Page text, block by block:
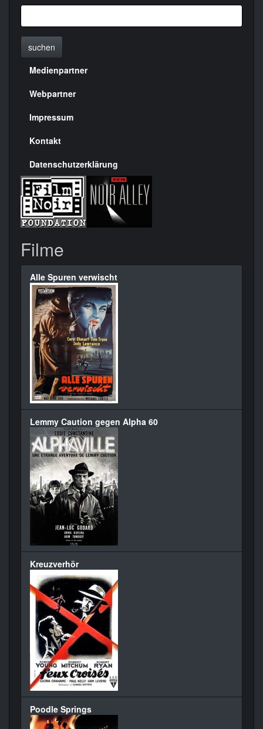
suchen
Menülinks
rechte
Seite
Medienpartner
Webpartner
Impressum
Kontakt
Datenschutzerklärung
Filme
Alle Spuren verwischt
Lemmy Caution gegen Alpha 60
Kreuzverhör
Poodle Springs